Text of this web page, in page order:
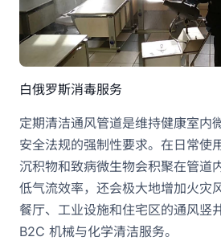
白俄罗斯消毒服务
定期清洁通风管道是维持健康室内
安全法规的强制性要求。在日常使
沉积物和致病微生物会积聚在管道
低气流效率，还会极大地增加火灾
餐厅、工业设施和住宅区的通风竖
B2C 机械与化学清洁服务。